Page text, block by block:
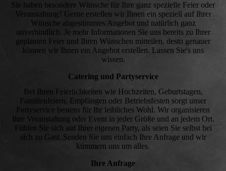
Sie haben besondere Wünsche für Ihre ganz spezielle Feier oder
Veranstaltung? Gerne erstellen wir Ihnen ein speziell auf Ihrer
Wünsche abgestimmtes Angebot und natürlich ganz
unverbindlich. Je mehr Informationen Sie uns bereits zu Ihrer
geplanten Feier und Ihren Wünschen mitteilen, desto genauer
können wir Ihnen ein Angebot erstellen. Lassen Sie's uns
wissen.
Catering und Partyservice
Bei Ihren Feierlichkeiten wie Hochzeiten, Geburtstagen,
Familienfeiern, Empfängen oder Betriebsfesten sorgt unser
Partyservice bestens für Ihr leibliches Wohl. Wir organisieren
Ihre Veranstaltung oder Event in jeder Größe und an jedem Ort.
Fühlen Sie sich auf Ihrer eigenen Party, als seien Sie selbst bei
sich zu Gast. Senden Sie uns einfach Ihre Anfrage und wir
kümmern uns um alles.
Ihre Anfrage